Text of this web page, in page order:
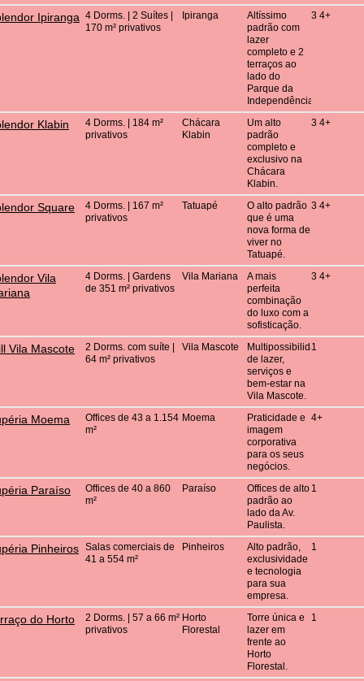
Ipiranga 4 Dorms. | 2 Suítes |
170 m² privativos
Ipiranga
Altíssimo
padrão com
lazer
completo e 2
terraços ao
lado do
Parque da
Independência.
3 4+
Klabin
4 Dorms. | 184 m²
privativos
Chácara
Klabin
Um alto
padrão
completo e
exclusivo na
Chácara
Klabin.
3 4+
Square
4 Dorms. | 167 m²
privativos
Tatuapé
O alto padrão
que é uma
nova forma de
viver no
Tatuapé.
3 4+
Vila
4 Dorms. | Gardens
de 351 m² privativos
Vila Mariana
A mais
perfeita
combinação
do luxo com a
sofisticação.
3 4+
Vila Mascote
2 Dorms. com suíte |
64 m² privativos
Vila Mascote
Multipossibilidades
de lazer,
serviços e
bem-estar na
Vila Mascote.
1
Moema
Offices de 43 a 1.154
m²
Moema
Praticidade e
imagem
corporativa
para os seus
negócios.
4+
Paraíso
Offices de 40 a 860
m²
Paraíso
Offices de alto
padrão ao
lado da Av.
Paulista.
1
Pinheiros Salas comerciais de
41 a 554 m²
Pinheiros
Alto padrão,
exclusividade
e tecnologia
para sua
empresa.
1
do Horto
2 Dorms. | 57 a 66 m²
privativos
Horto
Florestal
Torre única e
lazer em
frente ao
Horto
Florestal.
1